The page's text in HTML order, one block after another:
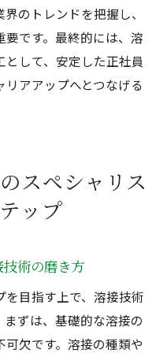
のトレンドを把握し、
です。最終的には、溶
して、安定した正社員
アアップへとつなげる
スペシャリス
ップ
術の磨き方
目指す上で、溶接技術
ずは、基礎的な溶接の
欠です。溶接の種類や